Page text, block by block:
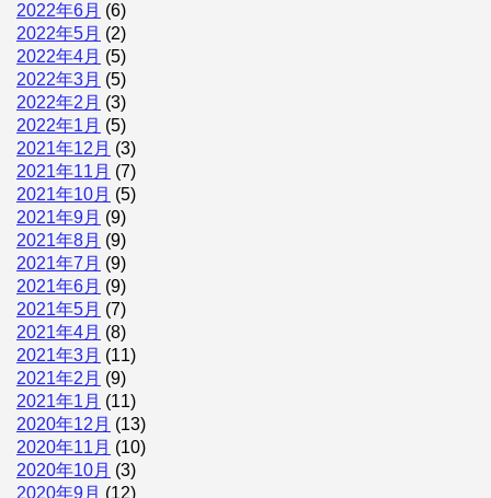
2022年6月 (6)
2022年5月 (2)
2022年4月 (5)
2022年3月 (5)
2022年2月 (3)
2022年1月 (5)
2021年12月 (3)
2021年11月 (7)
2021年10月 (5)
2021年9月 (9)
2021年8月 (9)
2021年7月 (9)
2021年6月 (9)
2021年5月 (7)
2021年4月 (8)
2021年3月 (11)
2021年2月 (9)
2021年1月 (11)
2020年12月 (13)
2020年11月 (10)
2020年10月 (3)
2020年9月 (12)